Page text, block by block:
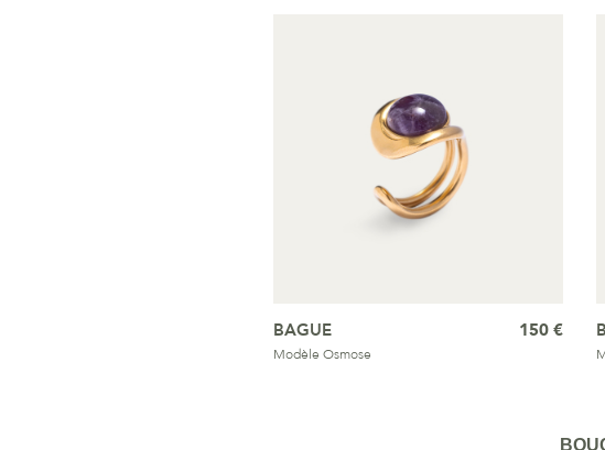
BAGUE
Modèle Osmose
150 €